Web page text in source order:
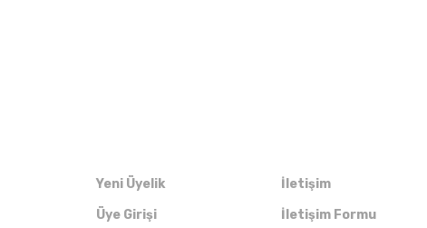
Yeni Üyelik
Üye Girişi
İletişim
İletişim Formu